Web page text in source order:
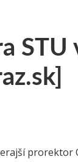
STU
prorektor